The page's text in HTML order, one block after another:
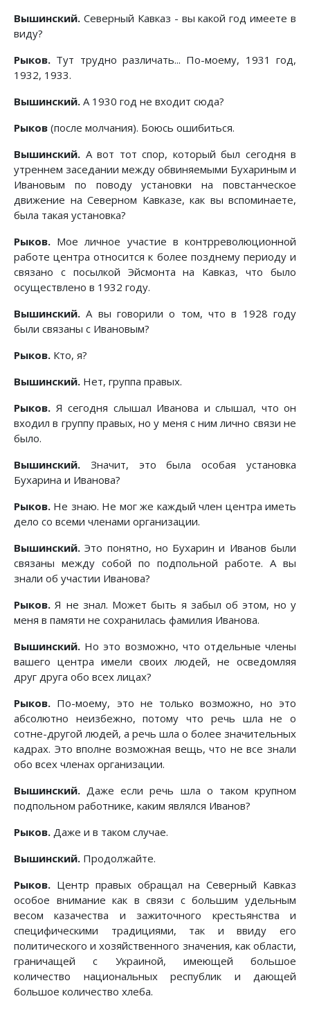
Вышинский. Северный Кавказ - вы какой год имеете в
виду?
Рыков. Тут трудно различать... По-моему, 1931 год,
1932, 1933.
Вышинский. А 1930 год не входит сюда?
Рыков (после молчания). Боюсь ошибиться.
Вышинский. А вот тот спор, который был сегодня в
утреннем заседании между обвиняемыми Бухариным и
Ивановым по поводу установки на повстанческое
движение на Северном Кавказе, как вы вспоминаете,
была такая установка?
Рыков. Мое личное участие в контрреволюционной
работе центра относится к более позднему периоду и
связано с посылкой Эйсмонта на Кавказ, что было
осуществлено в 1932 году.
Вышинский. А вы говорили о том, что в 1928 году
были связаны с Ивановым?
Рыков. Кто, я?
Вышинский. Нет, группа правых.
Рыков. Я сегодня слышал Иванова и слышал, что он
входил в группу правых, но у меня с ним лично связи не
было.
Вышинский. Значит, это была особая установка
Бухарина и Иванова?
Рыков. Не знаю. Не мог же каждый член центра иметь
дело со всеми членами организации.
Вышинский. Это понятно, но Бухарин и Иванов были
связаны между собой по подпольной работе. А вы
знали об участии Иванова?
Рыков. Я не знал. Может быть я забыл об этом, но у
меня в памяти не сохранилась фамилия Иванова.
Вышинский. Но это возможно, что отдельные члены
вашего центра имели своих людей, не осведомляя
друг друга обо всех лицах?
Рыков. По-моему, это не только возможно, но это
абсолютно неизбежно, потому что речь шла не о
сотне-другой людей, а речь шла о более значительных
кадрах. Это вполне возможная вещь, что не все знали
обо всех членах организации.
Вышинский. Даже если речь шла о таком крупном
подпольном работнике, каким являлся Иванов?
Рыков. Даже и в таком случае.
Вышинский. Продолжайте.
Рыков. Центр правых обращал на Северный Кавказ
особое внимание как в связи с большим удельным
весом казачества и зажиточного крестьянства и
специфическими традициями, так и ввиду его
политического и хозяйственного значения, как области,
граничащей с Украиной, имеющей большое
количество национальных республик и дающей
большое количество хлеба.